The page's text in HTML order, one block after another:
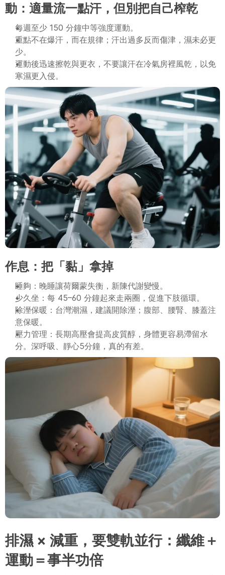
動：適量流一點汗，但別把自己榨乾
每週至少 150 分鐘中等強度運動。
重點不在爆汗，而在規律；汗出過多反而傷津，濕未必更
少。
運動後迅速擦乾與更衣，不要讓汗在冷氣房裡風乾，以免
寒濕更入侵。
作息：把「黏」拿掉
睡夠：晚睡讓荷爾蒙失衡，新陳代謝變慢。
少久坐：每 45–60 分鐘起來走兩圈，促進下肢循環。
除溼保暖：台灣潮濕，建議開除溼；腹部、腰腎、膝蓋注
意保暖。
壓力管理：長期高壓會提高皮質醇，身體更容易滯留水
分。深呼吸、靜心5分鐘，真的有差。
排濕 × 減重，要雙軌並行：纖維＋
運動＝事半功倍